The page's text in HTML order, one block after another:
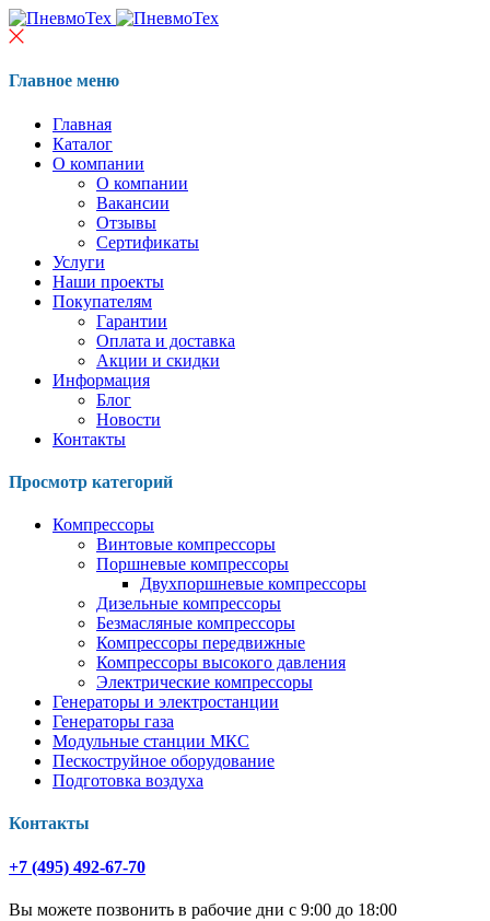
Главное меню
Главная
Каталог
О компании
О компании
Вакансии
Отзывы
Сертификаты
Услуги
Наши проекты
Покупателям
Гарантии
Оплата и доставка
Акции и скидки
Информация
Блог
Новости
Контакты
Просмотр категорий
Компрессоры
Винтовые компрессоры
Поршневые компрессоры
Двухпоршневые компрессоры
Дизельные компрессоры
Безмасляные компрессоры
Компрессоры передвижные
Компрессоры высокого давления
Электрические компрессоры
Генераторы и электростанции
Генераторы газа
Модульные станции МКС
Пескоструйное оборудование
Подготовка воздуха
Контакты
+7 (495) 492-67-70
Вы можете позвонить в рабочие дни с 9:00 до 18:00